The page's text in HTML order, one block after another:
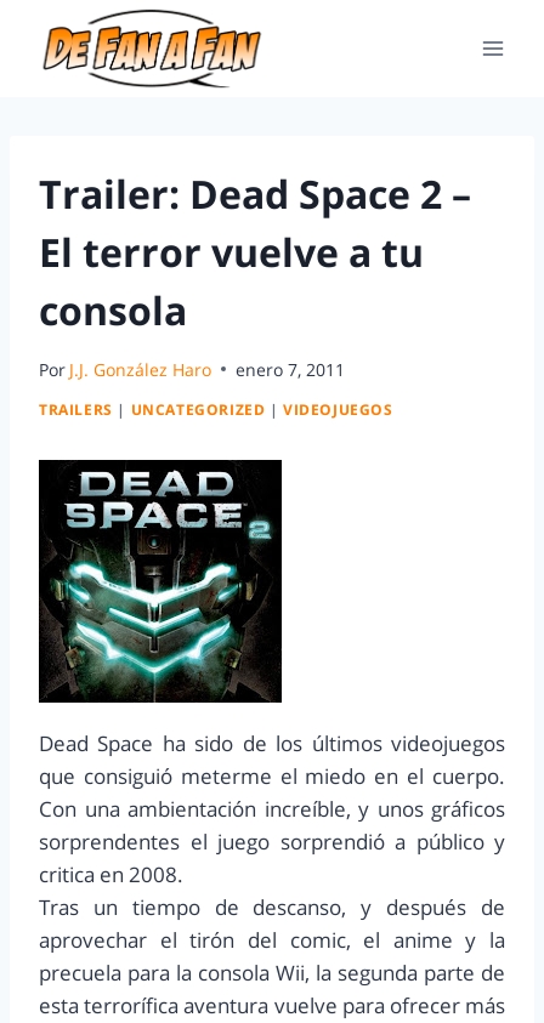
Trailer: Dead Space 2 –
El terror vuelve a tu
consola
Por J.J. González Haro enero 7, 2011
TRAILERS | UNCATEGORIZED |VIDEOJUEGOS
Dead Space ha sido de los últimos videojuegos
que consiguió meterme el miedo en el cuerpo.
Con una ambientación increíble, y unos gráficos
sorprendentes el juego sorprendió a público y
critica en 2008.
Tras un tiempo de descanso, y después de
aprovechar el tirón del comic, el anime y la
precuela para la consola Wii, la segunda parte de
esta terrorífica aventura vuelve para ofrecer más